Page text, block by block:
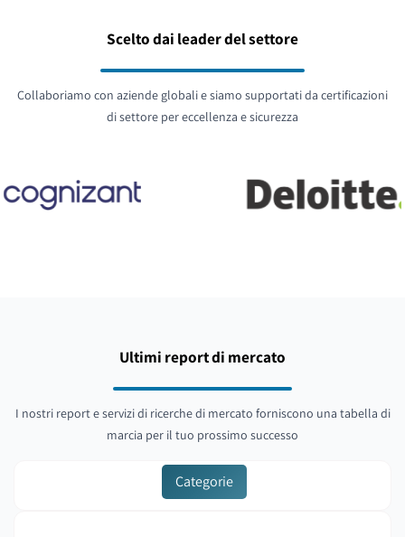
Scelto dai leader del settore
Collaboriamo con aziende globali e siamo supportati da certificazioni
di settore per eccellenza e sicurezza
Ultimi report di mercato
I nostri report e servizi di ricerche di mercato forniscono una tabella di
marcia per il tuo prossimo successo
Categorie